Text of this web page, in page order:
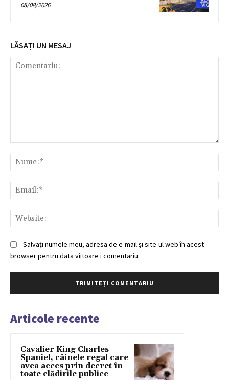
08/08/2026
LĂSAȚI UN MESAJ
Salvați numele meu, adresa de e-mail și site-ul web în acest
browser pentru data viitoare i comentariu.
Articole recente
Cavalier King Charles
Spaniel, câinele regal care
avea acces prin decret în
toate clădirile publice